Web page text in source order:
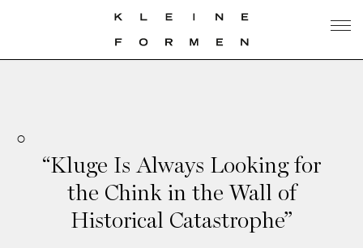
“Kluge Is Always Looking for
the Chink in the Wall of
Historical Catastrophe”